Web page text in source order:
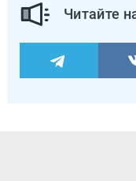
Читайте